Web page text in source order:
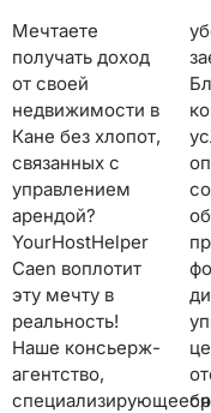
Мечтаете
получать доход
от своей
недвижимости в
Кане без хлопот,
связанных с
управлением
арендой?
YourHostHelper
Caen воплотит
эту мечту в
реальность!
Наше консьерж-
агентство,
специализирующееся
уборки между
заездами.
Благодаря нашим
комплексным
услугам –
оптимизированному
созданию
объявлений,
профессиональной
фотосъемке,
динамическому
управлению
ценообразованием,
отслеживанию
бронирований,
синхронизации
календаря и
мониторинга
удовлетворенности
до
круглосуточного
консьерж-
сервиса
премиум-класса.
Результат? Вы
экономите
ценное время,
чтобы
сосредоточиться
на личных и